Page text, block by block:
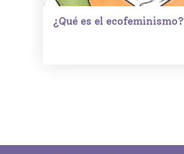
¿Qué es el ecofeminismo?